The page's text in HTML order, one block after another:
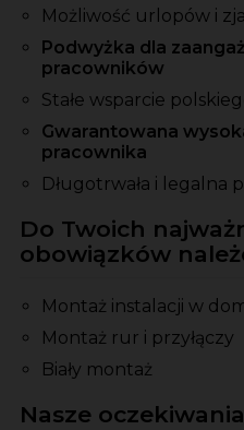
Możliwość urlopów i
Podwyżka dla
pracowników
Stałe wsparcie
Gwarantowana
pracownika
Długotrwała i legalna
Do Twoich
obowiązków
Montaż instalacji w
Montaż rur i przyłączy
Biały montaż
Nasze